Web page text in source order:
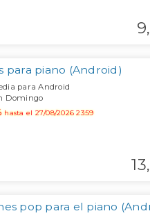
9,
para piano (Android)
para Android
Domingo
hasta el 27/08/2026 23:59
13,
pop para el piano